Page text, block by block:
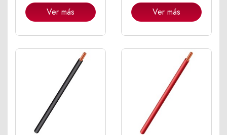
Ver más Ver más